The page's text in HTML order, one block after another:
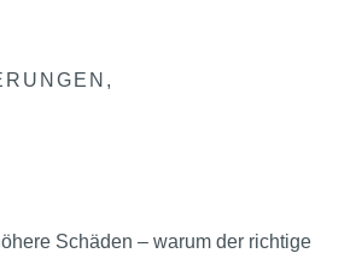
Schäden – warum der richtige